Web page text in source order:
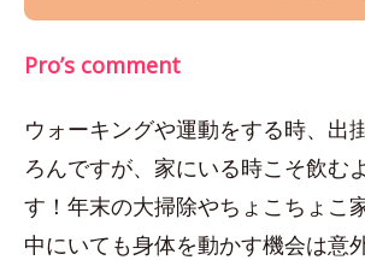
Pro’s comment
ウォーキングや運動をする時、出
ろんですが、家にいる時こそ飲む
す！年末の大掃除やちょこちょこ
中にいても身体を動かす機会は意